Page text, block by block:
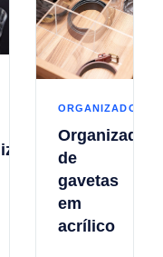
ORGANIZADORES
Organizador
de
gavetas
em
acrílico